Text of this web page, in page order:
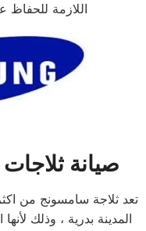
اللازمة للحفاظ
صيانة
تعد ثلاجة سامسونج من
المدينة بدرية ، وذلك